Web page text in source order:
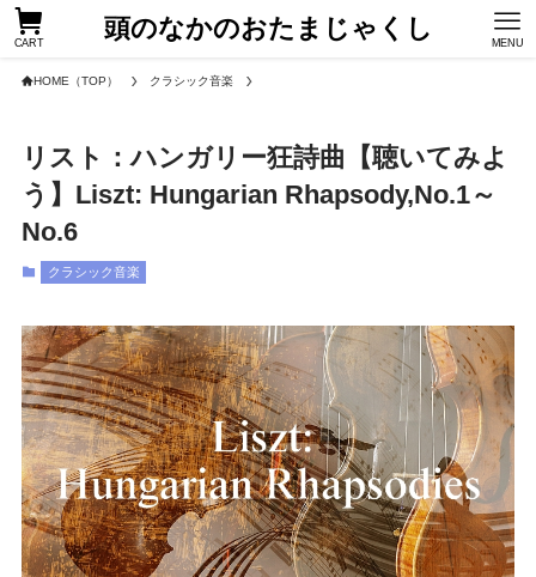
頭のなかのおたまじゃくし
CART MENU
HOME（TOP） クラシック音楽
リスト：ハンガリー狂詩曲【聴いてみよ
う】Liszt: Hungarian Rhapsody,No.1～
No.6
クラシック音楽